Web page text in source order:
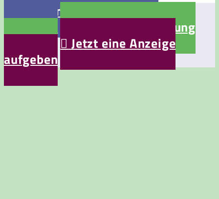
Jetzt eine Stellenanzeige
Jetzt eine Bewerbung
aufgeben Jetzt eine Anzeige
aufgeben